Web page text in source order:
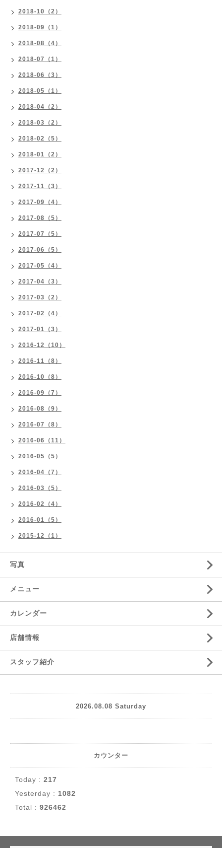
2018-10（2）
2018-09（1）
2018-08（4）
2018-07（1）
2018-06（3）
2018-05（1）
2018-04（2）
2018-03（2）
2018-02（5）
2018-01（2）
2017-12（2）
2017-11（3）
2017-09（4）
2017-08（5）
2017-07（5）
2017-06（5）
2017-05（4）
2017-04（3）
2017-03（2）
2017-02（4）
2017-01（3）
2016-12（10）
2016-11（8）
2016-10（8）
2016-09（7）
2016-08（9）
2016-07（8）
2016-06（11）
2016-05（5）
2016-04（7）
2016-03（5）
2016-02（4）
2016-01（5）
2015-12（1）
写真
メニュー
カレンダー
店舗情報
スタッフ紹介
2026.08.08 Saturday
カウンター
Today : 217
Yesterday : 1082
Total : 926462